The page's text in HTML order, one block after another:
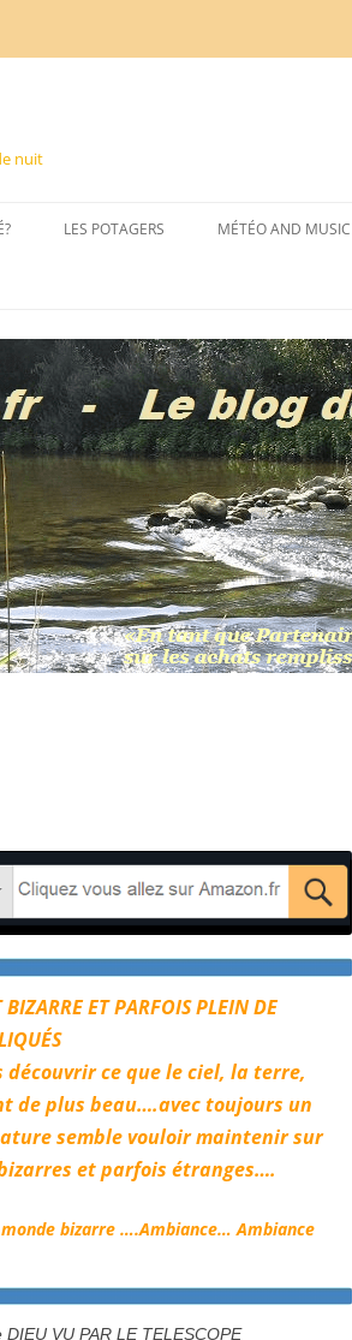
nuit
LES POTAGERS MÉTÉO AND MUSIC
ET PARFOIS PLEIN DE
découvrir ce que le ciel, la terre,
de plus beau….avec toujours un
semble vouloir maintenir sur
et parfois étranges….
bizarre ….Ambiance… Ambiance